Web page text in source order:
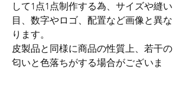
して1点1点制作する為、サイズや縫い
目、数字やロゴ、配置など画像と異な
ります。
皮製品と同様に商品の性質上、若干の
匂いと色落ちがする場合がございま